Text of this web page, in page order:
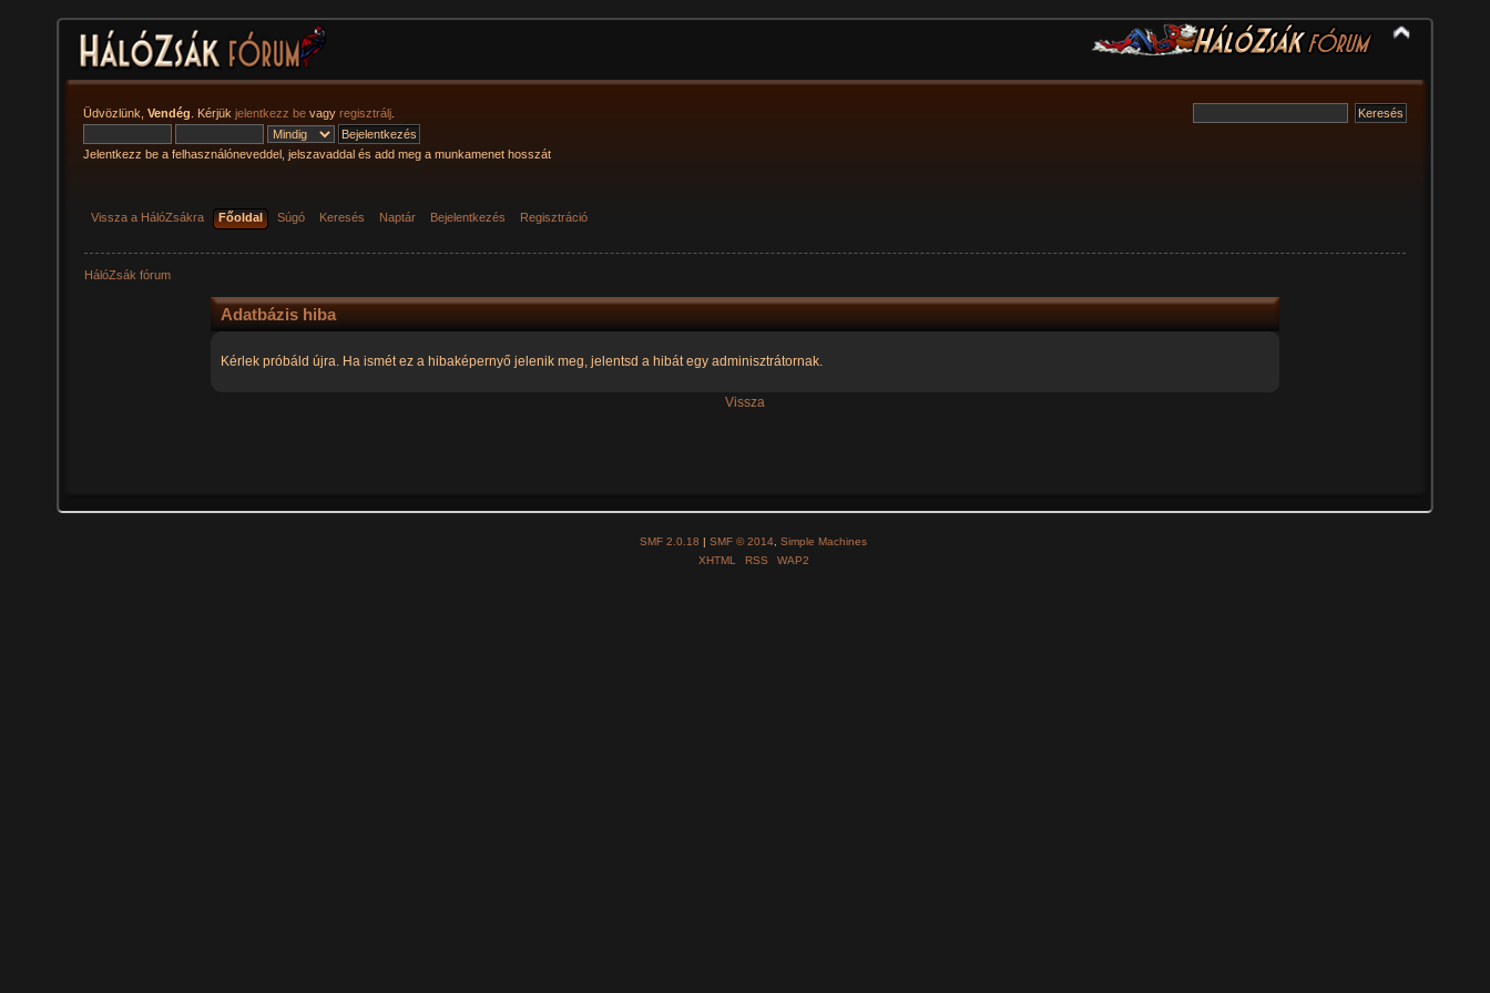
Üdvözlünk, Vendég . Kérjük jelentkezz be vagy regisztrálj
Jelentkezz be a felhasználóneveddel, jelszavaddal és add meg a munkamenet hosszát
Vissza a HálóZsákra Főoldal Súgó Keresés Naptár Bejelentkezés Regisztráció
HálóZsák fórum
Adatbázis hiba
Kérlek próbáld újra. Ha ismét ez a hibaképernyő jelenik meg, jelentsd a hibát egy adminisztrátornak.
Vissza
SMF 2.0.18 | SMF © 2014, Simple Machines
XHTML
RSS WAP2